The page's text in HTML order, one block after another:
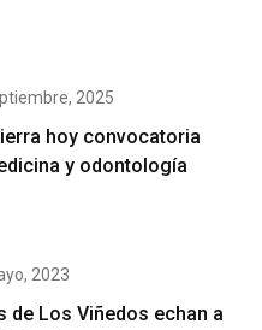
2025
hoy convocatoria
y odontología
2023
de Los Viñedos echan a